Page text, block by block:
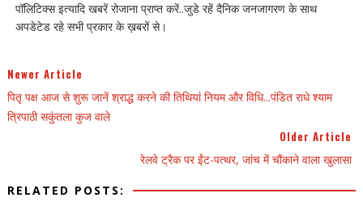
पॉलिटिक्स इत्यादि खबरें रोजाना प्राप्त करें..जुडे रहें दैनिक जनजागरण के साथ
अपडेटेड रहे सभी प्रकार के ख़बरों से।
Newer Article
पितृ पक्ष आज से शुरू जानें श्राद्ध करने की तिथियां नियम और विधि...पंडित राधे श्याम
त्रिपाठी सकुंतला कुज वाले
Older Article
रेलवे ट्रैक पर ईंट-पत्‍थर, जांच में चौंकाने वाला खुलासा
RELATED POSTS: